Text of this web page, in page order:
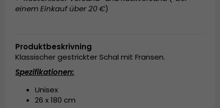
einem Einkauf über 20 €)
Produktbeskrivning
Klassischer gestrickter Schal mit Fransen.
Spezifikationen:
Unisex
26 x 180 cm